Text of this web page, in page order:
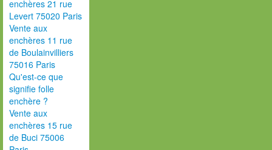
enchères 21 rue
Levert 75020 Paris
Vente aux
enchères 11 rue
de Boulainvilliers
75016 Paris
Qu'est-ce que
signifie folle
enchère ?
Vente aux
enchères 15 rue
de Buci 75006